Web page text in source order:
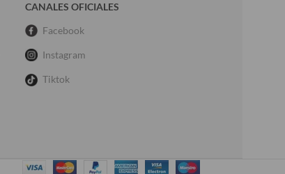
CANALES OFICIALES
Facebook
Instagram
Tiktok